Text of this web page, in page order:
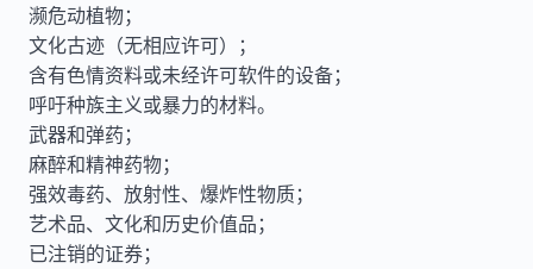
濒危动植物；
文化古迹（无相应许可）；
含有色情资料或未经许可软件的设备；
呼吁种族主义或暴力的材料。
武器和弹药；
麻醉和精神药物；
强效毒药、放射性、爆炸性物质；
艺术品、文化和历史价值品；
已注销的证券；